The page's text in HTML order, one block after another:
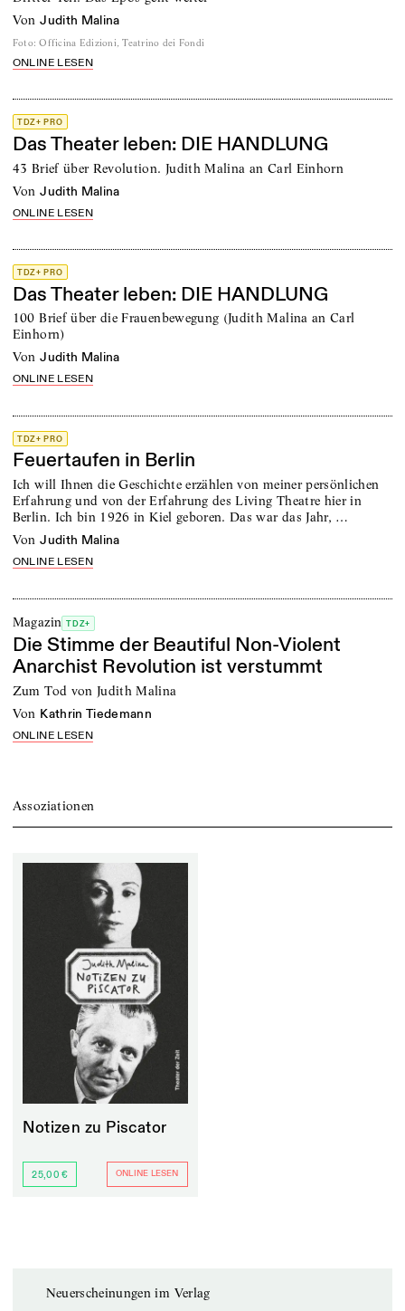
von Judith Malina
Foto: Officina Edizioni, Teatrino dei Fondi
ONLINE LESEN
TDZ+ PRO
Das Theater leben: DIE HANDLUNG
43 Brief über Revolution. Judith Malina an Carl Einhorn
von Judith Malina
ONLINE LESEN
TDZ+ PRO
Das Theater leben: DIE HANDLUNG
100 Brief über die Frauenbewegung (Judith Malina an Carl
Einhorn)
von Judith Malina
ONLINE LESEN
TDZ+ PRO
Feuertaufen in Berlin
Ich will Ihnen die Geschichte erzählen von meiner persönlichen
Erfahrung und von der Erfahrung des Living Theatre hier in
Berlin. Ich bin 1926 in Kiel geboren. Das war das Jahr, …
von Judith Malina
ONLINE LESEN
Magazin TDZ+
Die Stimme der Beautiful Non-Violent
Anarchist Revolution ist verstummt
Zum Tod von Judith Malina
von Kathrin Tiedemann
ONLINE LESEN
Assoziationen
Notizen zu Piscator
25,00 € ONLINE LESEN
Neuerscheinungen im Verlag